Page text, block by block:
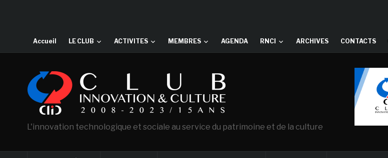
Accueil LE CLUB ACTIVITES MEMBRES AGENDA RNCI ARCHIVES CONTACTS
L'innovation technologique et sociale au service du patrimoine et de la culture